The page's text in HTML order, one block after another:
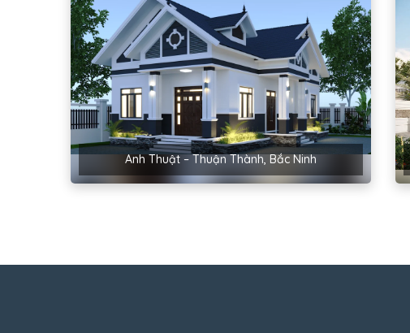
Anh Thuật – Thuận Thành, Bắc Ninh